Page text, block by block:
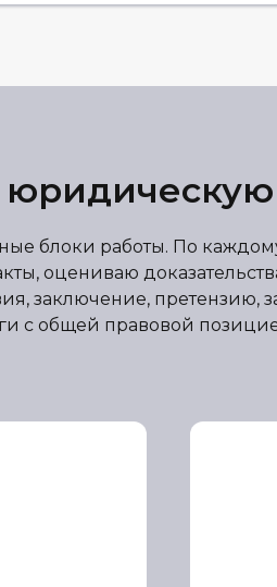
блоки работы. По
оцениваю
заключение,
с общей правовой